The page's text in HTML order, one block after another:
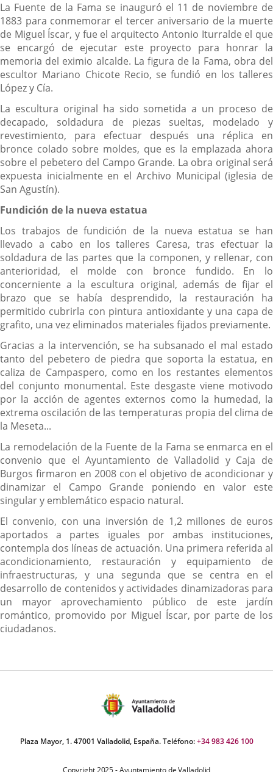
La Fuente de la Fama se inauguró el 11 de noviembre de
1883 para conmemorar el tercer aniversario de la muerte
de Miguel Íscar, y fue el arquitecto Antonio Iturralde el que
se encargó de ejecutar este proyecto para honrar la
memoria del eximio alcalde. La figura de la Fama, obra del
escultor Mariano Chicote Recio, se fundió en los talleres
López y Cía.
La escultura original ha sido sometida a un proceso de
decapado, soldadura de piezas sueltas, modelado y
revestimiento, para efectuar después una réplica en
bronce colado sobre moldes, que es la emplazada ahora
sobre el pebetero del Campo Grande. La obra original será
expuesta inicialmente en el Archivo Municipal (iglesia de
San Agustín).
Fundición de la nueva estatua
Los trabajos de fundición de la nueva estatua se han
llevado a cabo en los talleres Caresa, tras efectuar la
soldadura de las partes que la componen, y rellenar, con
anterioridad, el molde con bronce fundido. En lo
concerniente a la escultura original, además de fijar el
brazo que se había desprendido, la restauración ha
permitido cubrirla con pintura antioxidante y una capa de
grafito, una vez eliminados materiales fijados previamente.
Gracias a la intervención, se ha subsanado el mal estado
tanto del pebetero de piedra que soporta la estatua, en
caliza de Campaspero, como en los restantes elementos
del conjunto monumental. Este desgaste viene motivodo
por la acción de agentes externos como la humedad, la
extrema oscilación de las temperaturas propia del clima de
la Meseta...
La remodelación de la Fuente de la Fama se enmarca en el
convenio que el Ayuntamiento de Valladolid y Caja de
Burgos firmaron en 2008 con el objetivo de acondicionar y
dinamizar el Campo Grande poniendo en valor este
singular y emblemático espacio natural.
El convenio, con una inversión de 1,2 millones de euros
aportados a partes iguales por ambas instituciones,
contempla dos líneas de actuación. Una primera referida al
acondicionamiento, restauración y equipamiento de
infraestructuras, y una segunda que se centra en el
desarrollo de contenidos y actividades dinamizadoras para
un mayor aprovechamiento público de este jardín
romántico, promovido por Miguel Íscar, por parte de los
ciudadanos.
Plaza Mayor, 1. 47001 Valladolid, España. Teléfono:+34 983 426 100
Copyright 2025 - Ayuntamiento de Valladolid